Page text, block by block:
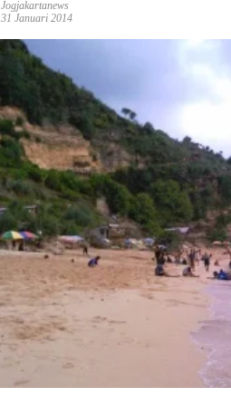
Jogjakartanews
31 Januari 2014